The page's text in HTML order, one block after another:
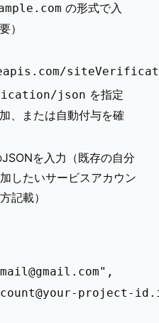
の形式で入
）
json を指定
、または自動付与を確
を入力（既存の自分
したいサービスアカウン
記載）
",
project-